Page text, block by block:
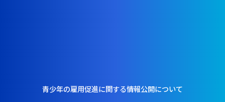
青少年の雇用促進に関する情報公開について